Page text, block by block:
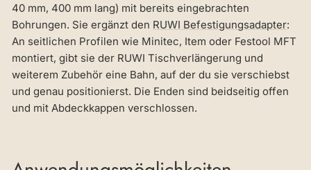
40 mm, 400 mm lang) mit bereits eingebrachten
Bohrungen. Sie ergänzt den RUWI Befestigungsadapter:
An seitlichen Profilen wie Minitec, Item oder Festool MFT
montiert, gibt sie der RUWI Tischverlängerung und
weiterem Zubehör eine Bahn, auf der du sie verschiebst
und genau positionierst. Die Enden sind beidseitig offen
und mit Abdeckkappen verschlossen.